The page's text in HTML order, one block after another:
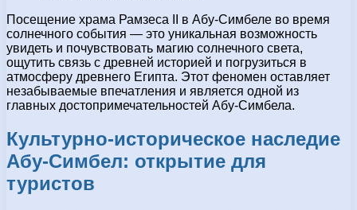
Посещение храма Рамзеса II в Абу-Симбеле во время
солнечного события — это уникальная возможность
увидеть и почувствовать магию солнечного света,
ощутить связь с древней историей и погрузиться в
атмосферу древнего Египта. Этот феномен оставляет
незабываемые впечатления и является одной из
главных достопримечательностей Абу-Симбела.
Культурно-историческое наследие
Абу-Симбел: открытие для
туристов